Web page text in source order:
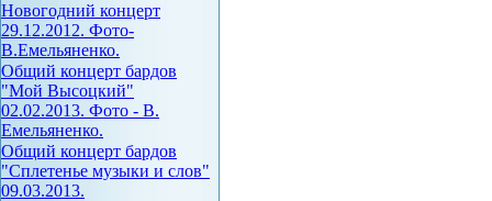
Новогодний концерт
29.12.2012. Фото-
В.Емельяненко.
Общий концерт бардов
"Мой Высоцкий"
02.02.2013. Фото - В.
Емельяненко.
Общий концерт бардов
"Сплетенье музыки и слов"
09.03.2013.